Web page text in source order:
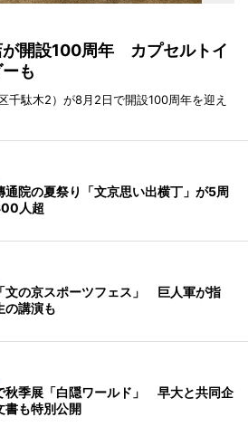
が開設100周年 カプセルトイ
も
千駄木2）が8月2日で開設100周年を迎え
通院の夏祭り「文京思い出横丁」が5周
人超
文の京スポーツフェス」 巨人軍が指
の講演も
秋季展「白隠ワールド」 早大と共同企
書も特別公開